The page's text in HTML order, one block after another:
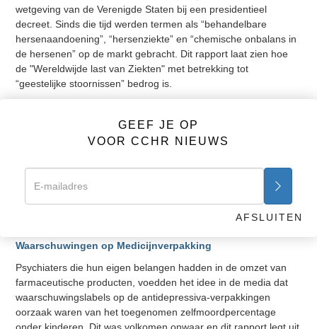
wetgeving van de Verenigde Staten bij een presidentieel
decreet. Sinds die tijd werden termen als “behandelbare
hersenaandoening”, “hersenziekte” en “chemische onbalans in
de hersenen” op de markt gebracht. Dit rapport laat zien hoe
de "Wereldwijde last van Ziekten" met betrekking tot
“geestelijke stoornissen” bedrog is.
Dit artikel door de befaamde Dr. Thomas Szasz is herdrukt met
(Ideeën over vrijheid),dat gepubliceerd is door The Foundation
for Economic Education, Irvington-on-Hudson, NY 10533.
Waarschuwingen op Medicijnverpakking
Psychiaters die hun eigen belangen hadden in de omzet van
farmaceutische producten, voedden het idee in de media dat
waarschuwingslabels op de antidepressiva-verpakkingen
oorzaak waren van het toegenomen zelfmoordpercentage
GEEF JE OP
VOOR CCHR NIEUWS
AFSLUITEN